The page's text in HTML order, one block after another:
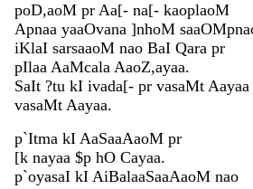
poD,aoM pr Aa[- na[- kaoplaoM
Apnaa yaaOvana ]nhoM
iKlaI sarsaaoM nao BaI Qara pr
pIlaa AaMcala AaoZ,ayaa.
SaIt ?tu kI ivada[- pr vasaMt Aayaa
vasaMt Aayaa.
p`Itma kI AaSaaAaoM pr
[k nayaa $p hO Cayaa.
p`oyasaI kI AiBalaaSaaAaoM nao